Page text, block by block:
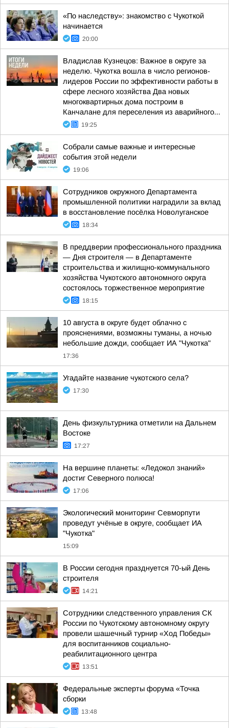
«По наследству»: знакомство с Чукоткой
начинается
20:00
Владислав Кузнецов: Важное в округе за
неделю. Чукотка вошла в число регионов-
лидеров России по эффективности работы в
сфере лесного хозяйства Два новых
многоквартирных дома построим в
Канчалане для переселения из аварийного...
19:25
Собрали самые важные и интересные
события этой недели
19:06
Сотрудников окружного Департамента
промышленной политики наградили за вклад
в восстановление посёлка Новолуганское
18:34
В преддверии профессионального праздника
— Дня строителя — в Департаменте
строительства и жилищно-коммунального
хозяйства Чукотского автономного округа
состоялось торжественное мероприятие
18:15
10 августа в округе будет облачно с
прояснениями, возможны туманы, а ночью
небольшие дожди, сообщает ИА "Чукотка"
17:36
Угадайте название чукотского села?
17:30
День физкультурника отметили на Дальнем
Востоке
17:27
На вершине планеты: «Ледокол знаний»
достиг Северного полюса!
17:06
Экологический мониторинг Севморпути
проведут учёные в округе, сообщает ИА
"Чукотка"
15:09
В России сегодня празднуется 70-ый День
строителя
14:21
Сотрудники следственного управления СК
России по Чукотскому автономному округу
провели шашечный турнир «Ход Победы»
для воспитанников социально-
реабилитационного центра
13:51
Федеральные эксперты форума «Точка
сборки
13:48